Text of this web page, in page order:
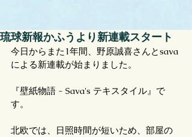
琉球新報かふうより新連載スタート
今日からまた1年間、野原誠喜さんとsava
による新連載が始まりました。
『壁紙物語 - Sava's テキスタイル』で
す。
北欧では、日照時間が短いため、部屋の